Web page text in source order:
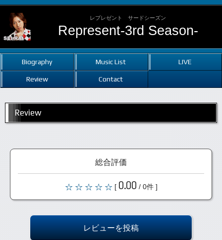
レプレゼント サードシーズン
Represent-3rd Season-
Biography Music List LIVE
Review Contact
Review
総合評価
[ 0.00 / 0件 ]
レビューを投稿